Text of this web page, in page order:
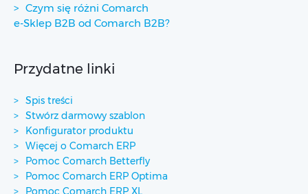
Czym się różni Comarch
e-Sklep B2B od Comarch B2B?
Przydatne linki
Spis treści
Stwórz darmowy szablon
Konfigurator produktu
Więcej o Comarch ERP
Pomoc Comarch Betterfly
Pomoc Comarch ERP Optima
Pomoc Comarch ERP XL